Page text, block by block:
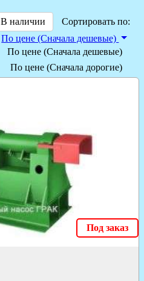
В наличии
Сортировать по:
По цене (Сначала дешевые)
По цене (Сначала дешевые)
По цене (Сначала дорогие)
Под заказ